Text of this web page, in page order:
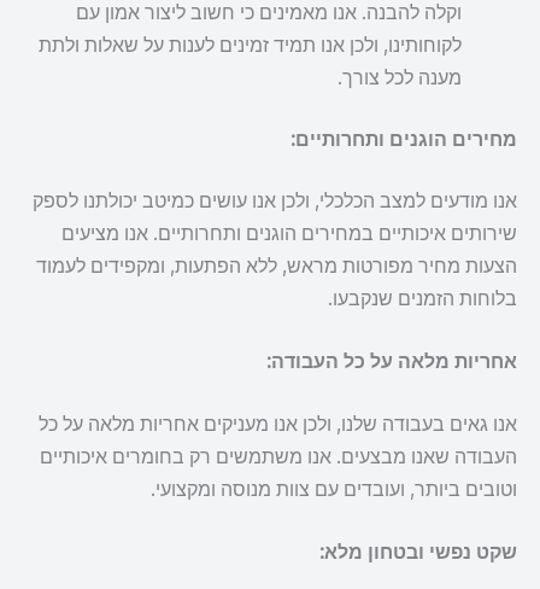
וקלה להבנה. אנו מאמינים כי חשוב ליצור אמון עם
לקוחותינו, ולכן אנו תמיד זמינים לענות על שאלות ולתת
מענה לכל צורך.
מחירים הוגנים ותחרותיים:
אנו מודעים למצב הכלכלי, ולכן אנו עושים כמיטב יכולתנו לספק
שירותים איכותיים במחירים הוגנים ותחרותיים. אנו מציעים
הצעות מחיר מפורטות מראש, ללא הפתעות, ומקפידים לעמוד
בלוחות הזמנים שנקבעו.
אחריות מלאה על כל העבודה:
אנו גאים בעבודה שלנו, ולכן אנו מעניקים אחריות מלאה על כל
העבודה שאנו מבצעים. אנו משתמשים רק בחומרים איכותיים
וטובים ביותר, ועובדים עם צוות מנוסה ומקצועי.
שקט נפשי ובטחון מלא: